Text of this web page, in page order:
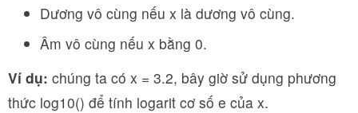
Dương vô cùng nếu x là dương vô cùng.
Âm vô cùng nếu x bằng 0.
Ví dụ: chúng ta có x = 3.2, bây giờ sử dụng phương
thức log10() để tính logarit cơ số e của x.